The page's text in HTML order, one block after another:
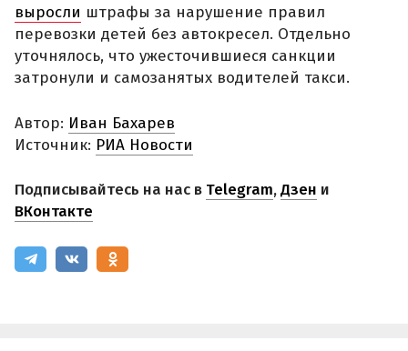
выросли штрафы за нарушение правил
перевозки детей без автокресел. Отдельно
уточнялось, что ужесточившиеся санкции
затронули и самозанятых водителей такси.
Автор: Иван Бахарев
Источник: РИА Новости
Подписывайтесь на нас в Telegram,Дзен и
ВКонтакте